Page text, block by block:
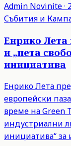
Admin Novinite·
Събития и
Енрико Лета
и „пета
инициатива
Енрико Лета
европейски
време на Green
индустриални
инициатива“ за